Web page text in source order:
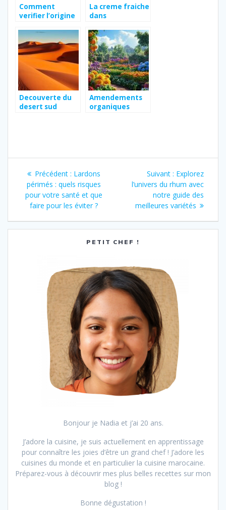
Comment
verifier l’origine
biologiques lors
du choix d’un
fournisseur
La creme fraiche
dans
de la future
maman : ce qu’il
faut savoir
Decouverte du
desert sud
Amendements
organiques
Navigation
de
l’article
Précédent : Article
précédent
:
Lardons
périmés : quels risques
pour votre santé et que
faire pour les éviter ?
Suivant : Article
suivant
:
Explorez
l’univers du rhum avec
notre guide des
meilleures variétés
PETIT CHEF !
Bonjour je Nadia et j’ai 20 ans.
J’adore la cuisine, je suis actuellement en apprentissage
pour connaître les joies d’être un grand chef ! J’adore les
cuisines du monde et en particulier la cuisine marocaine.
Préparez-vous à découvrir mes plus belles recettes sur mon
blog !
Bonne dégustation !